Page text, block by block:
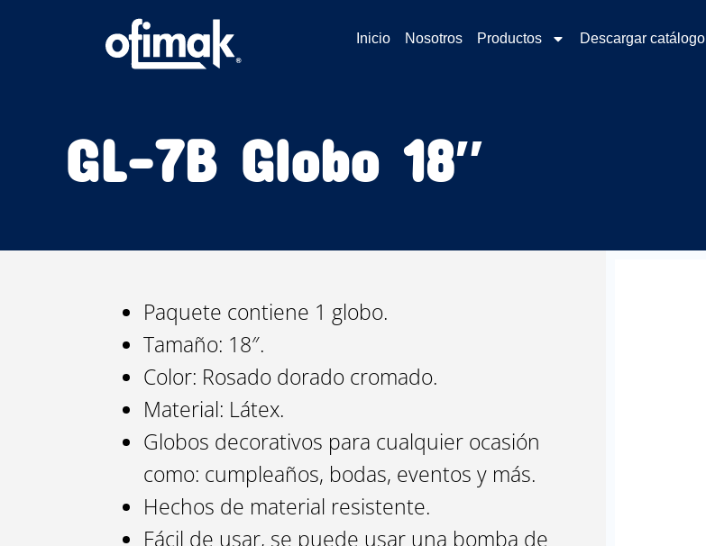
Inicio Nosotros Productos Descargar catálogo
GL-7B Globo 18″
Paquete contiene 1 globo.
Tamaño: 18″.
Color: Rosado dorado cromado.
Material: Látex.
Globos decorativos para cualquier ocasión
como: cumpleaños, bodas, eventos y más.
Hechos de material resistente.
Fácil de usar, se puede usar una bomba de